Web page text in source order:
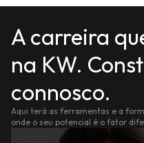
A carreira
na KW.
connosco.
Aqui terá as ferramentas e a
onde o seu potencial é o fator